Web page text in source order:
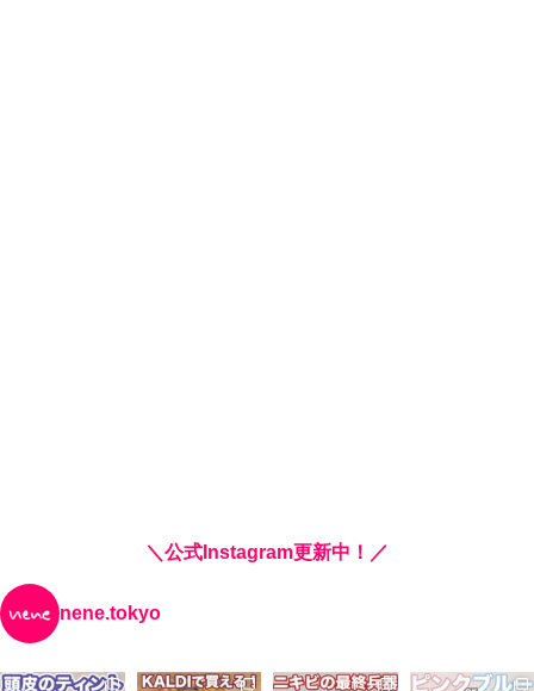
＼公式Instagram更新中！／
nene.tokyo